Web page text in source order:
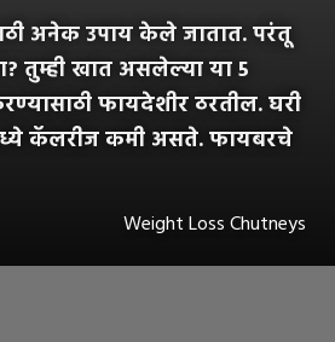
अनेक उपाय केले जातात. परंतू
तुम्ही खात असलेल्या या 5
फायदेशीर ठरतील. घरी
कॅलरीज कमी असते. फायबरचे
Weight Loss Chutneys